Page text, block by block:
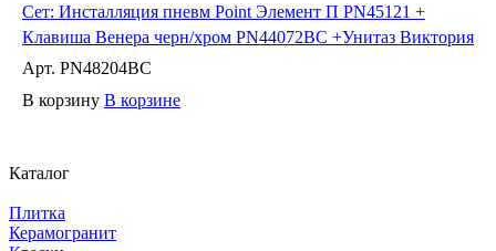
Сет: Инсталляция пневм Point Элемент П PN45121 +
Клавиша Венера черн/хром PN44072BC +Унитаз Виктория
Арт. PN48204BC
В корзину В корзине
Каталог
Плитка
Керамогранит